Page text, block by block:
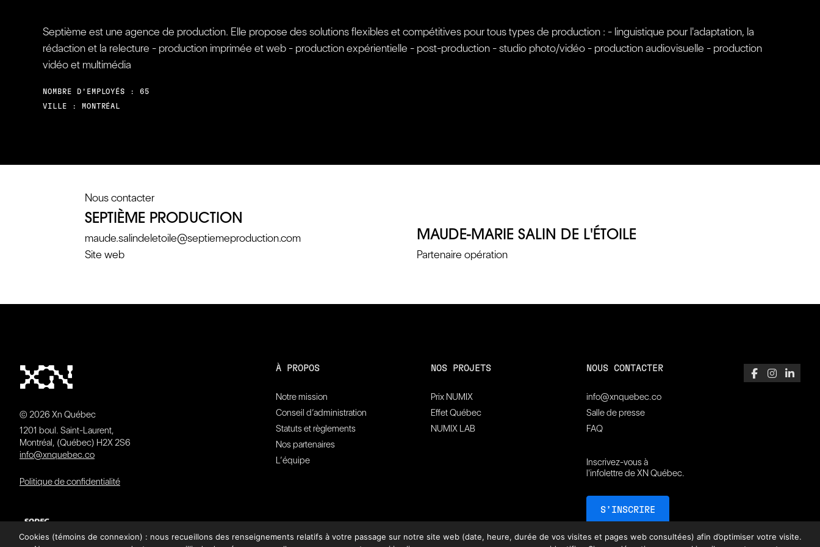
Septième est une agence de production. Elle propose des solutions flexibles et compétitives pour tous types de production : - linguistique pour l'adaptation, la
rédaction et la relecture - production imprimée et web - production expérientielle - post-production - studio photo/vidéo - production audiovisuelle - production
vidéo et multimédia
NOMBRE D’EMPLOYÉS : 65
VILLE : MONTRÉAL
Nous contacter
SEPTIÈME PRODUCTION
maude.salindeletoile@septiemeproduction.com
Site web
MAUDE-MARIE SALIN DE L'ÉTOILE
Partenaire opération
© 2026 Xn Québec
1201 boul. Saint-Laurent,
Montréal, (Québec) H2X 2S6
info@xnquebec.co
Politique de confidentialité
À PROPOS
Notre mission
Conseil d’administration
Statuts et règlements
Nos partenaires
L’équipe
NOS PROJETS
Prix NUMIX
Effet Québec
NUMIX LAB
NOUS CONTACTER
info@xnquebec.co
Salle de presse
FAQ
Inscrivez-vous à
l'infolettre de XN Québec.
S’INSCRIRE
Cookies (témoins de connexion) : nous recueillons des renseignements relatifs à votre passage sur notre site web (date, heure, durée de vos visites et pages web consultées) afin d’optimiser votre visite.